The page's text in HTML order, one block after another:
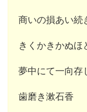
商いの損あい続
きくかきかぬほ
夢中にて一向存
歯磨き漱石香